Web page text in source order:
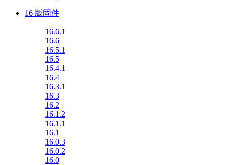
16 版固件
16.6.1
16.6
16.5.1
16.5
16.4.1
16.4
16.3.1
16.3
16.2
16.1.2
16.1.1
16.1
16.0.3
16.0.2
16.0